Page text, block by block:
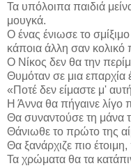
Τα υπόλοιπα παιδιά
μουγκά.
Ο ένας ένιωσε το
κάποια άλλη σαν
Ο Νίκος δεν θα την
Θυμόταν σε μια επαρχία
«Ποτέ δεν είμαστε μ'
Η Άννα θα πήγαινε λίγο
Θα συναντούσε τη μάνα
Θάνιωθε το πρώτο της
Θα ξανάρχιζε πιο
Τα χρώματα θα τα